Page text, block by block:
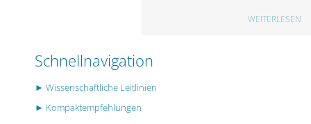
WEITERLESEN
Schnellnavigation
► Wissenschaftliche Leitlinien
► Kompaktempfehlungen